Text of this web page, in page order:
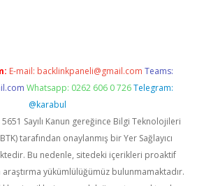
E-mail: backlinkpaneli@gmail.com Teams:
Whatsapp: 0262 606 0 726 Telegram:
@karabul
5651 Sayılı Kanun gereğince Bilgi Teknolojileri
tarafından onaylanmış bir Yer Sağlayıcı
Bu nedenle, sitedeki içerikleri proaktif
yükümlülüğümüz bulunmamaktadır.